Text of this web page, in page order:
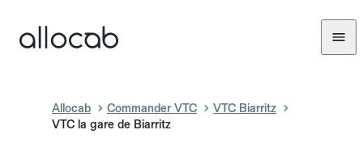
Allocab Commander VTC
VTC Biarritz
VTC la gare de Biarritz